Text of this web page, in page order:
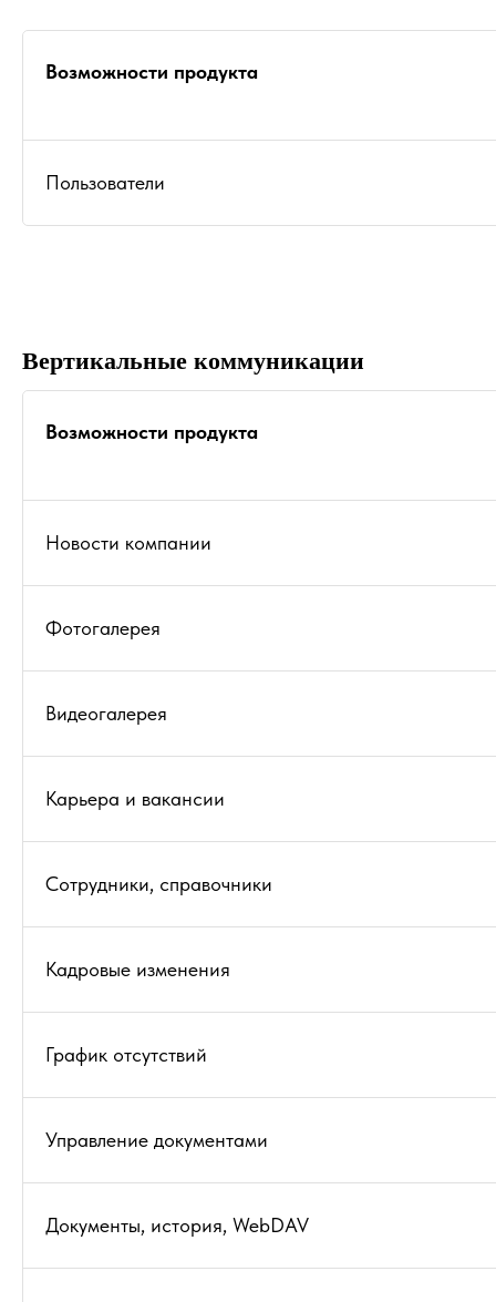
Возможности продукта
Пользователи
Вертикальные коммуникации
Возможности продукта
Новости компании
Фотогалерея
Видеогалерея
Карьера и вакансии
Сотрудники, справочники
Кадровые изменения
График отсутствий
Управление документами
Документы, история, WebDAV